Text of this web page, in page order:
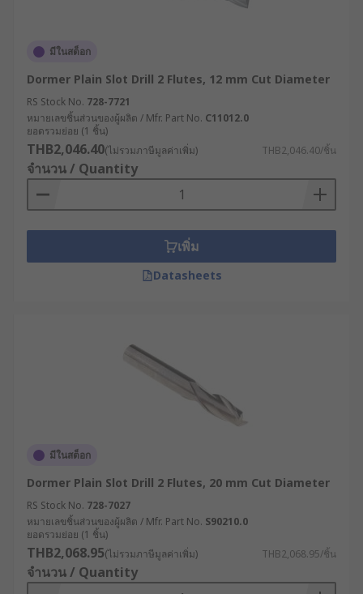
มีในสต็อก
Dormer Plain Slot Drill 2 Flutes, 12 mm Cut Diameter
RS Stock No. 728-7721
หมายเลขชิ้นส่วนของผู้ผลิต / Mfr. Part No. C11012.0
ยอดรวมย่อย (1 ชิ้น)
THB2,046.40(ไม่รวมภาษีมูลค่าเพิ่ม) THB2,046.40/ชิ้น
จำนวน / Quantity
เพิ่ม
Datasheets
มีในสต็อก
Dormer Plain Slot Drill 2 Flutes, 20 mm Cut Diameter
RS Stock No. 728-7027
หมายเลขชิ้นส่วนของผู้ผลิต / Mfr. Part No. S90210.0
ยอดรวมย่อย (1 ชิ้น)
THB2,068.95(ไม่รวมภาษีมูลค่าเพิ่ม) THB2,068.95/ชิ้น
จำนวน / Quantity